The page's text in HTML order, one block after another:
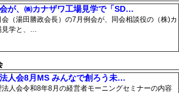
が、㈱カナザワ工場見学で「SD…
（湯田勝政会長）の7月例会が、同会相談役の（株)カ
学と、…
人会8月MS みんなで創ろう未…
人会令和8年8月の経営者モーニングセミナーの内容